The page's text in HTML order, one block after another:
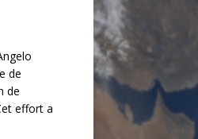
de
de
effort a